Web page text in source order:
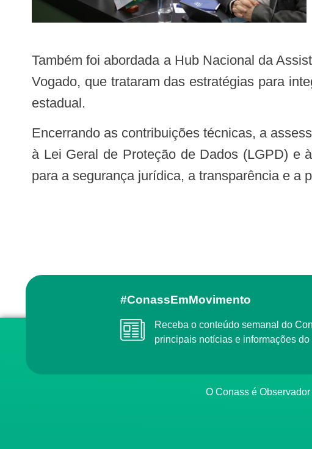
Também foi abordada a Hub Nacional da Assistência Farmacêutica, com a participação dos assessores Héber Dobis e Henrique
Vogado, que trataram das estratégias para
estadual.
Encerrando as contribuições técnicas, a assessora jurídica Mônica Lima destacou os impactos e responsabilidades relacionados
à Lei Geral de Proteção de Dados (LGPD) e
para a segurança jurídica, a transparência e a
#ConassEmMovimento
Receba o conteúdo semanal do Conass com as
principais notícias e informações do
O Conass é